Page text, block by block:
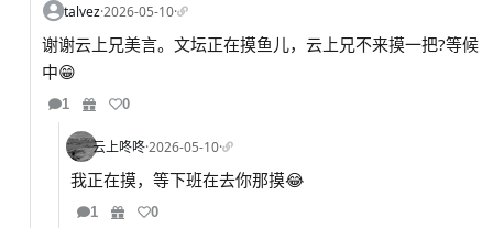
talvez·2026-05-10·
谢谢云上兄美言。文坛正在摸鱼儿，云上兄不来摸一把?等候
中😁
1 0
云上咚咚·2026-05-10·
我正在摸，等下班在去你那摸😂
1 0